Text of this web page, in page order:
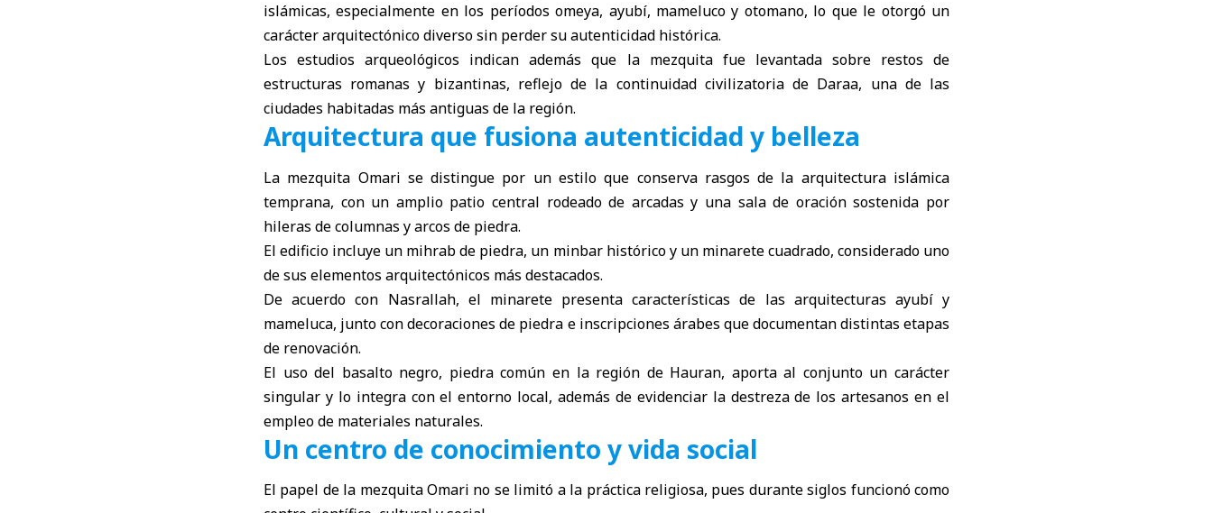
islámicas, especialmente en los períodos omeya, ayubí, mameluco y otomano, lo que le otorgó un
carácter arquitectónico diverso sin perder su autenticidad histórica.
Los estudios arqueológicos indican además que la mezquita fue levantada sobre restos de
estructuras romanas y bizantinas, reflejo de la continuidad civilizatoria de Daraa, una de las
ciudades habitadas más antiguas de la región.
Arquitectura que fusiona autenticidad y belleza
La mezquita Omari se distingue por un estilo que conserva rasgos de la arquitectura islámica
temprana, con un amplio patio central rodeado de arcadas y una sala de oración sostenida por
hileras de columnas y arcos de piedra.
El edificio incluye un mihrab de piedra, un minbar histórico y un minarete cuadrado, considerado uno
de sus elementos arquitectónicos más destacados.
De acuerdo con Nasrallah, el minarete presenta características de las arquitecturas ayubí y
mameluca, junto con decoraciones de piedra e inscripciones árabes que documentan distintas etapas
de renovación.
El uso del basalto negro, piedra común en la región de Hauran, aporta al conjunto un carácter
singular y lo integra con el entorno local, además de evidenciar la destreza de los artesanos en el
empleo de materiales naturales.
Un centro de conocimiento y vida social
El papel de la mezquita Omari no se limitó a la práctica religiosa, pues durante siglos funcionó como